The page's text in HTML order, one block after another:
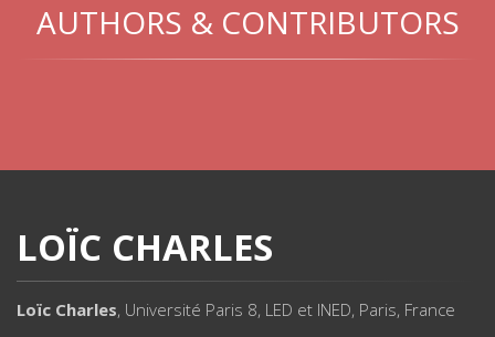
AUTHORS & CONTRIBUTORS
LOÏC CHARLES
Loïc Charles, Université Paris 8, LED et INED, Paris, France